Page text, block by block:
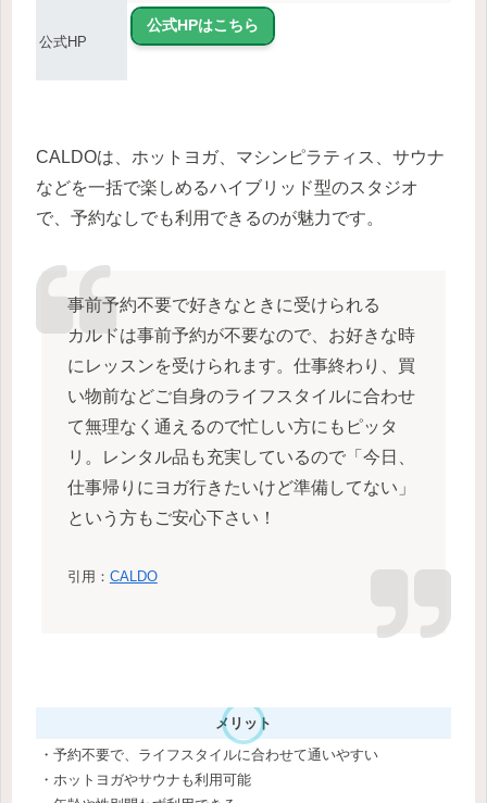
公式HP
公式HPはこちら
CALDOは、ホットヨガ、マシンピラティス、サウナ
などを一括で楽しめるハイブリッド型のスタジオ
で、予約なしでも利用できるのが魅力です。
事前予約不要で好きなときに受けられる
カルドは事前予約が不要なので、お好きな時
にレッスンを受けられます。仕事終わり、買
い物前などご自身のライフスタイルに合わせ
て無理なく通えるので忙しい方にもピッタ
リ。レンタル品も充実しているので「今日、
仕事帰りにヨガ行きたいけど準備してない」
という方もご安心下さい！
引用： CALDO
メリット
・予約不要で、ライフスタイルに合わせて通いやすい
・ホットヨガやサウナも利用可能